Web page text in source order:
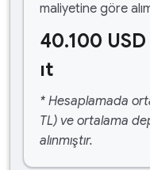
maliyetine göre
40.100
ıt
* Hesaplamada
TL) ve ortalama
alınmıştır.